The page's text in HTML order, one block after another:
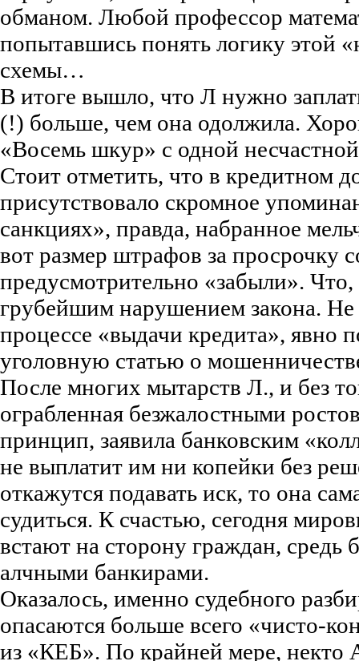
обманом. Любой профессор
попытавшись понять логику этой
схемы…
В итоге вышло, что Л нужно
(!) больше, чем она одолжила.
«Восемь шкур» с одной
Стоит отметить, что в кредитном
присутствовало скромное
санкциях», правда, набранное
вот размер штрафов за просрочку
предусмотрительно «забыли». Что,
грубейшим нарушением закона.
процессе «выдачи кредита», явно
уголовную статью о
После многих мытарств Л., и без
ограбленная безжалостными
принцип, заявила банковским
не выплатит им ни копейки без
откажутся подавать иск, то она
судиться. К счастью, сегодня
встают на сторону граждан, средь
алчными банкирами.
Оказалось, именно судебного
опасаются больше всего «чисто-
из «КЕБ». По крайней мере, некто